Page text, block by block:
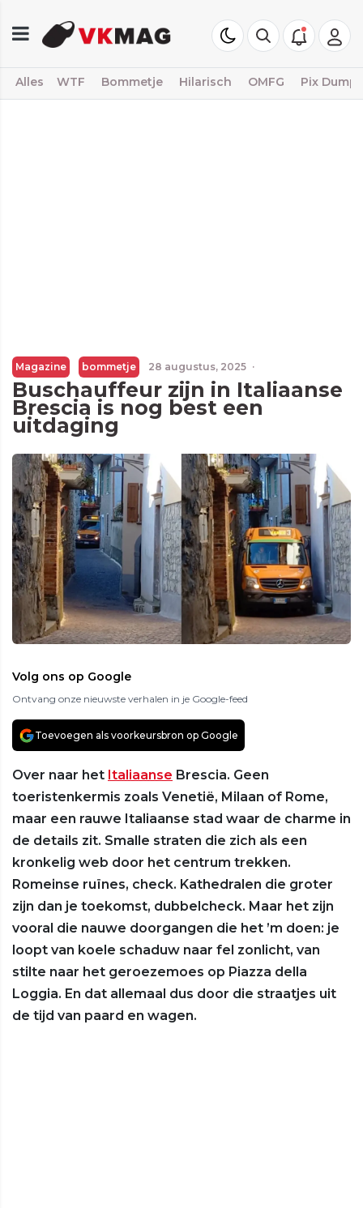
Alles WTF Bommetje Hilarisch OMFG Pix Dump
Magazine bommetje 28 augustus, 2025 ·
Buschauffeur zijn in Italiaanse
Brescia is nog best een
uitdaging
Volg ons op Google
Ontvang onze nieuwste verhalen in je Google-feed
Toevoegen als voorkeursbron op Google
Over naar het Italiaanse Brescia. Geen
toeristenkermis zoals Venetië, Milaan of Rome,
maar een rauwe Italiaanse stad waar de charme in
de details zit. Smalle straten die zich als een
kronkelig web door het centrum trekken.
Romeinse ruïnes, check. Kathedralen die groter
zijn dan je toekomst, dubbelcheck. Maar het zijn
vooral die nauwe doorgangen die het ’m doen: je
loopt van koele schaduw naar fel zonlicht, van
stilte naar het geroezemoes op Piazza della
Loggia. En dat allemaal dus door die straatjes uit
de tijd van paard en wagen.